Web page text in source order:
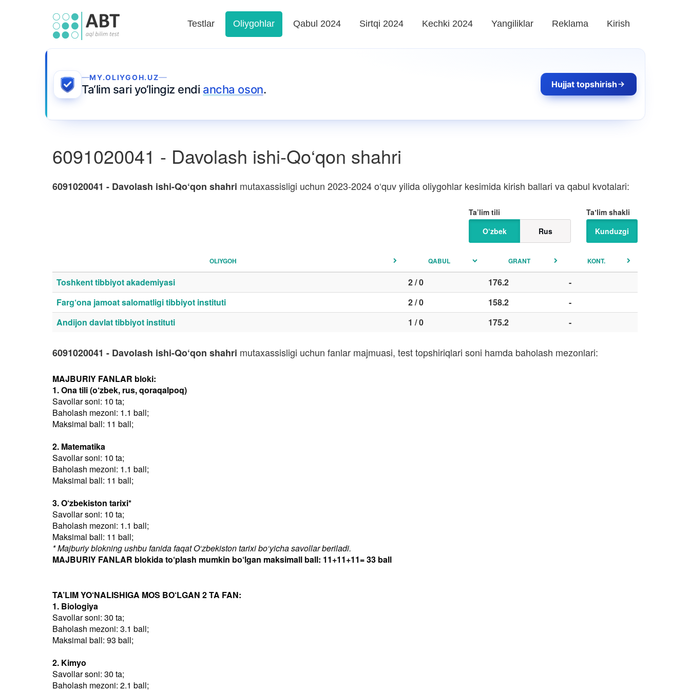
Testlar Oliygohlar Qabul 2024 Sirtqi 2024 Kechki 2024 Yangiliklar Reklama Kirish
MY.OLIYGOH.UZ
Ta‘lim sari yo‘lingiz endi ancha oson. Hujjat topshirish
6091020041 - Davolash ishi-Qo‘qon shahri
6091020041 - Davolash ishi-Qo‘qon shahri mutaxassisligi uchun 2023-2024 o‘quv yilida oliygohlar kesimida kirish ballari va qabul kvotalari:
Taʼlim shakli
Kunduzgi
Ta’lim tili
O‘zbek
Rus
OLIYGOH QABUL GRANT KONT.
Toshkent tibbiyot akademiyasi 2 / 0 176.2
-
Farg‘ona jamoat salomatligi tibbiyot instituti
2 / 0 158.2
-
Andijon davlat tibbiyot instituti
1 / 0 175.2 -
6091020041 - Davolash ishi-Qo‘qon shahri mutaxassisligi uchun fanlar majmuasi, test topshiriqlari soni hamda baholash mezonlari:
MAJBURIY FANLAR bloki:
1. Ona tili (o‘zbek, rus, qoraqalpoq)
Savollar soni: 10 ta;
Baholash mezoni: 1.1 ball;
Maksimal ball: 11 ball;
2. Matematika
Savollar soni: 10 ta;
Baholash mezoni: 1.1 ball;
Maksimal ball: 11 ball;
3. O‘zbekiston tarixi*
Savollar soni: 10 ta;
Baholash mezoni: 1.1 ball;
Maksimal ball: 11 ball;
* Majburiy blokning ushbu fanida faqat O‘zbekiston tarixi bo‘yicha savollar beriladi.
MAJBURIY FANLAR blokida to‘plash mumkin bo‘lgan maksimall ball: 11+11+11= 33 ball
TA’LIM YO‘NALISHIGA MOS BO‘LGAN 2 TA FAN:
1. Biologiya
Savollar soni: 30 ta;
Baholash mezoni: 3.1 ball;
Maksimal ball: 93 ball;
2. Kimyo
Savollar soni: 30 ta;
Baholash mezoni: 2.1 ball;